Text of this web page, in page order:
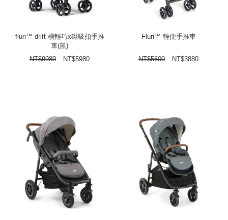
fluri™ drift 橫輕巧x磁吸扣手推
車(黑)
NT$9980 NT$5980
Fluri™ 輕便手推車
NT$5600 NT$3880